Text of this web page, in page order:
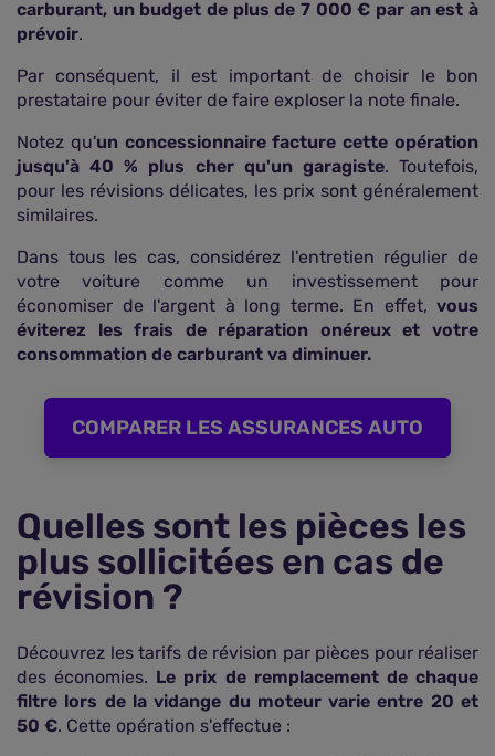
carburant, un budget de plus de 7 000 € par an est à
prévoir.
Par conséquent, il est important de choisir le bon
prestataire pour éviter de faire exploser la note finale.
Notez qu'un concessionnaire facture cette opération
jusqu'à 40 % plus cher qu'un garagiste. Toutefois,
pour les révisions délicates, les prix sont généralement
similaires.
Dans tous les cas, considérez l'entretien régulier de
votre voiture comme un investissement pour
économiser de l'argent à long terme. En effet, vous
éviterez les frais de réparation onéreux et votre
consommation de carburant va diminuer.
COMPARER LES ASSURANCES AUTO
Quelles sont les pièces les
plus sollicitées en cas de
révision ?
Découvrez les tarifs de révision par pièces pour réaliser
des économies. Le prix de remplacement de chaque
filtre lors de la vidange du moteur varie entre 20 et
50 €. Cette opération s'effectue :